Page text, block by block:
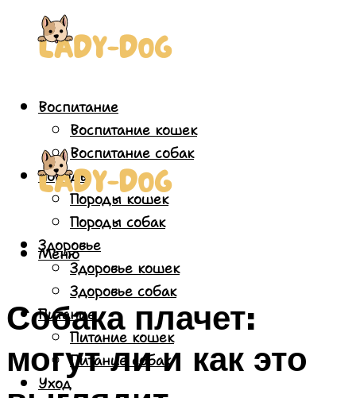
Воспитание
Воспитание кошек
Воспитание собак
Породы
Породы кошек
Породы собак
Здоровье
Здоровье кошек
Здоровье собак
Питание
Питание кошек
Питание собак
Уход
Меню
Собака плачет:
могут ли и как это